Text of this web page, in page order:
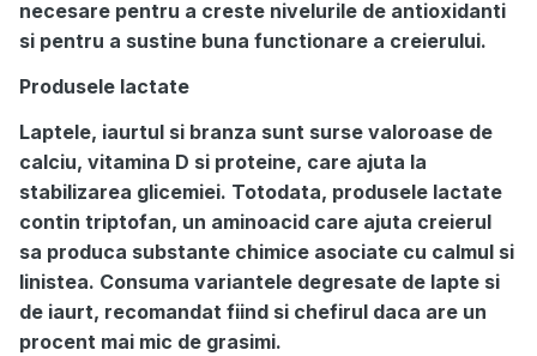
necesare pentru a creste nivelurile de antioxidanti
si pentru a sustine buna functionare a creierului.
Produsele lactate
Laptele, iaurtul si branza sunt surse valoroase de
calciu, vitamina D si proteine, care ajuta la
stabilizarea glicemiei. Totodata, produsele lactate
contin triptofan, un aminoacid care ajuta creierul
sa produca substante chimice asociate cu calmul si
linistea. Consuma variantele degresate de lapte si
de iaurt, recomandat fiind si chefirul daca are un
procent mai mic de grasimi.